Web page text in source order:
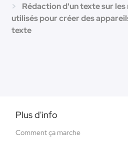
Rédaction d'un texte sur
utilisés pour créer des
texte
Plus d'info
Comment ça marche